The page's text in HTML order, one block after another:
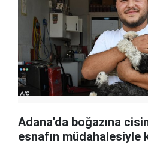
Adana'da boğazına
esnafın müdahalesiyle